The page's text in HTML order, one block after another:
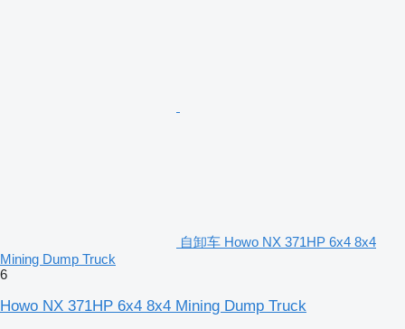
自卸车 Howo NX 371HP 6x4 8x4
Mining Dump Truck
6
Howo NX 371HP 6x4 8x4 Mining Dump Truck